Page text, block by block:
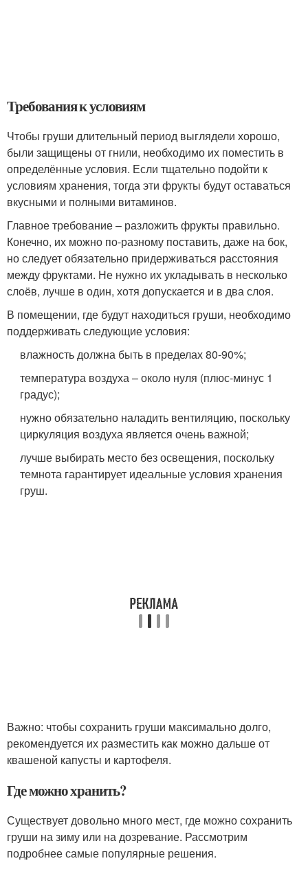
Требования к условиям
Чтобы груши длительный период выглядели хорошо,
были защищены от гнили, необходимо их поместить в
определённые условия. Если тщательно подойти к
условиям хранения, тогда эти фрукты будут оставаться
вкусными и полными витаминов.
Главное требование – разложить фрукты правильно.
Конечно, их можно по-разному поставить, даже на бок,
но следует обязательно придерживаться расстояния
между фруктами. Не нужно их укладывать в несколько
слоёв, лучше в один, хотя допускается и в два слоя.
В помещении, где будут находиться груши, необходимо
поддерживать следующие условия:
влажность должна быть в пределах 80-90%;
температура воздуха – около нуля (плюс-минус 1
градус);
нужно обязательно наладить вентиляцию, поскольку
циркуляция воздуха является очень важной;
лучше выбирать место без освещения, поскольку
темнота гарантирует идеальные условия хранения
груш.
Важно: чтобы сохранить груши максимально долго,
рекомендуется их разместить как можно дальше от
квашеной капусты и картофеля.
Где можно хранить?
Существует довольно много мест, где можно сохранить
груши на зиму или на дозревание. Рассмотрим
подробнее самые популярные решения.